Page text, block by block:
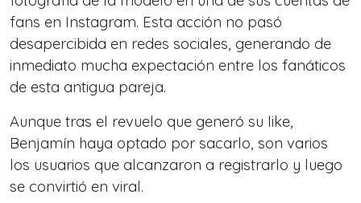
fans en Instagram. Esta acción no pasó
desapercibida en redes sociales, generando de
inmediato mucha expectación entre los fanáticos
de esta antigua pareja.
Aunque tras el revuelo que generó su like,
Benjamín haya optado por sacarlo, son varios
los usuarios que alcanzaron a registrarlo y luego
se convirtió en viral.